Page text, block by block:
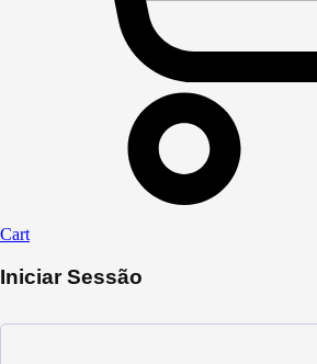
Cart
Iniciar Sessão